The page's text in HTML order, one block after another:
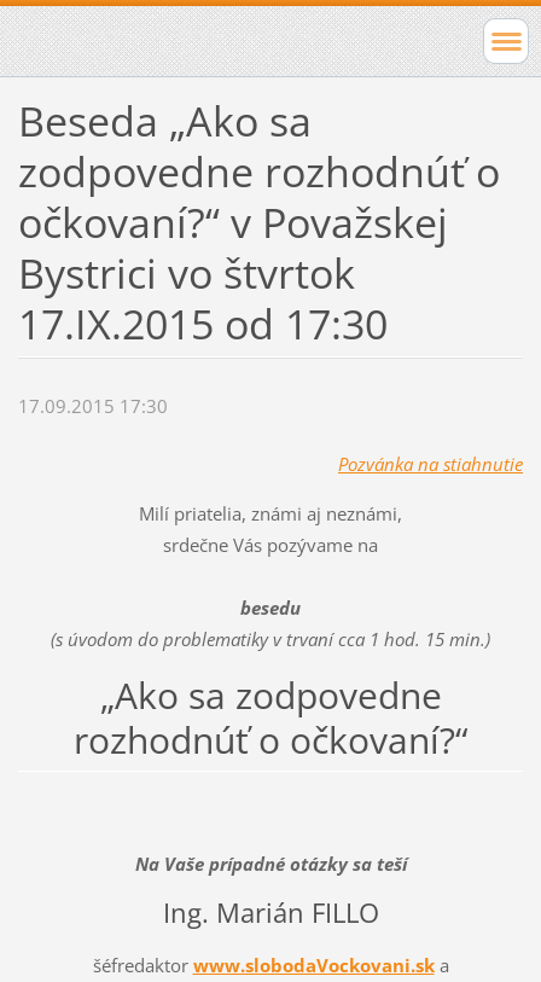
Beseda „Ako sa
zodpovedne rozhodnúť o
očkovaní?“ v Považskej
Bystrici vo štvrtok
17.IX.2015 od 17:30
17.09.2015 17:30
Pozvánka na stiahnutie
Milí priatelia, známi aj neznámi,
srdečne Vás pozývame na
besedu
(s úvodom do problematiky v trvaní cca 1 hod. 15 min.)
„Ako sa zodpovedne
rozhodnúť o očkovaní?“
Na Vaše prípadné otázky sa teší
Ing. Marián FILLO
šéfredaktor www.slobodaVockovani.ska